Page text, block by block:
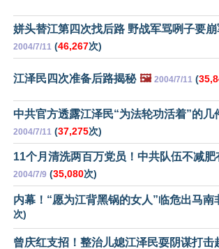
姘头替江第四次找后路 野战军骂咧子要
2004/7/11 (46,267次)
江泽民四次准备后路揭秘 🖼️ 2004/7/11 (
中共官方透露江泽民“为法轮功活着”的几
2004/7/11 (37,275次)
11个月清洗两百万党员！中共队伍不减肥
2004/7/9 (35,080次)
内幕！“愿为江背黑锅的女人”临危出马南
次)
曾庆红支招！整治儿媳江泽民耍阴谋打击